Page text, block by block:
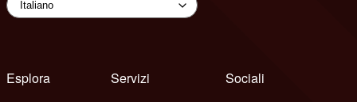
Esplora
Servizi
Sociali